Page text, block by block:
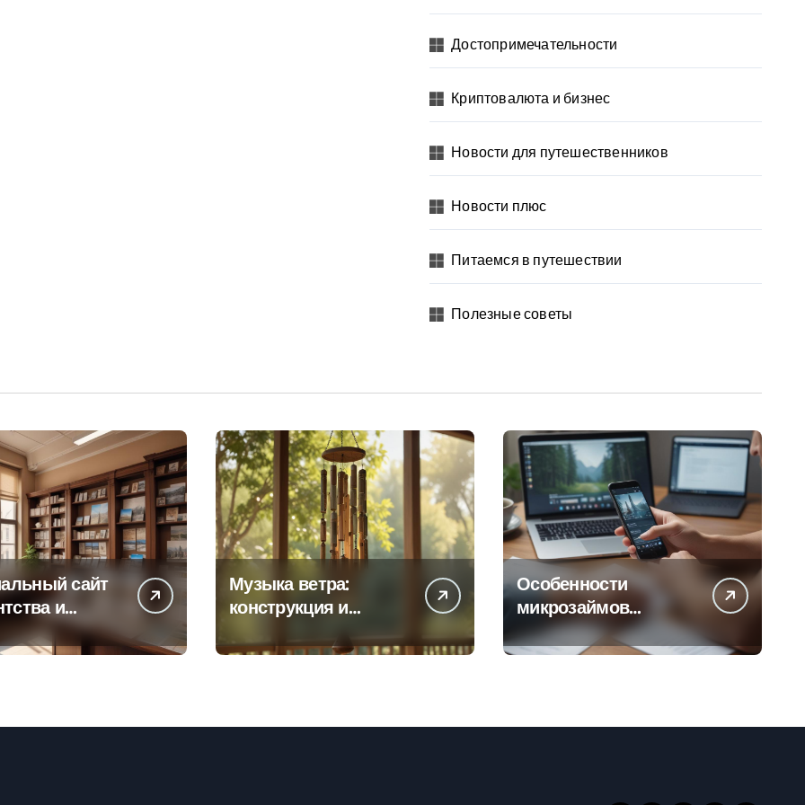
Достопримечательности
Криптовалюта и бизнес
Новости для путешественников
Новости плюс
Питаемся в путешествии
Полезные советы
сайт
и
офисов
по регионам
Музыка ветра:
конструкция и
звучания
Особенности
микрозаймов
онлайн: условия,
процентные ставки и